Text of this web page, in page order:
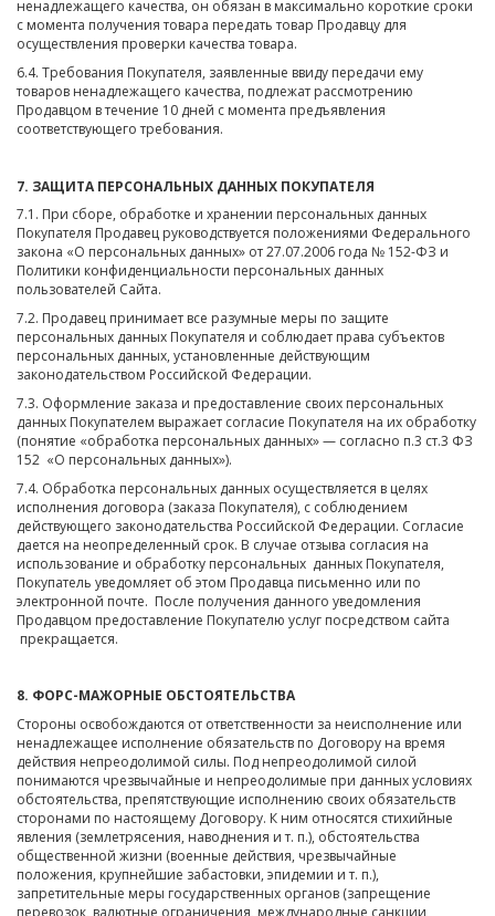
ненадлежащего качества, он обязан в максимально короткие сроки
с момента получения товара передать товар Продавцу для
осуществления проверки качества товара.
6.4. Требования Покупателя, заявленные ввиду передачи ему
товаров ненадлежащего качества, подлежат рассмотрению
Продавцом в течение 10 дней с момента предъявления
соответствующего требования.
7. ЗАЩИТА ПЕРСОНАЛЬНЫХ ДАННЫХ ПОКУПАТЕЛЯ
7.1. При сборе, обработке и хранении персональных данных
Покупателя Продавец руководствуется положениями Федерального
закона «О персональных данных» от 27.07.2006 года № 152-ФЗ и
Политики конфиденциальности персональных данных
пользователей Сайта.
7.2. Продавец принимает все разумные меры по защите
персональных данных Покупателя и соблюдает права субъектов
персональных данных, установленные действующим
законодательством Российской Федерации.
7.3. Оформление заказа и предоставление своих персональных
данных Покупателем выражает согласие Покупателя на их обработку
(понятие «обработка персональных данных» — согласно п.3 ст.3 ФЗ
152 «О персональных данных»).
7.4. Обработка персональных данных осуществляется в целях
исполнения договора (заказа Покупателя), с соблюдением
действующего законодательства Российской Федерации. Согласие
дается на неопределенный срок. В случае отзыва согласия на
использование и обработку персональных данных Покупателя,
Покупатель уведомляет об этом Продавца письменно или по
электронной почте. После получения данного уведомления
Продавцом предоставление Покупателю услуг посредством сайта
прекращается.
8. ФОРС-МАЖОРНЫЕ ОБСТОЯТЕЛЬСТВА
Стороны освобождаются от ответственности за неисполнение или
ненадлежащее исполнение обязательств по Договору на время
действия непреодолимой силы. Под непреодолимой силой
понимаются чрезвычайные и непреодолимые при данных условиях
обстоятельства, препятствующие исполнению своих обязательств
сторонами по настоящему Договору. К ним относятся стихийные
явления (землетрясения, наводнения и т. п.), обстоятельства
общественной жизни (военные действия, чрезвычайные
положения, крупнейшие забастовки, эпидемии и т. п.),
запретительные меры государственных органов (запрещение